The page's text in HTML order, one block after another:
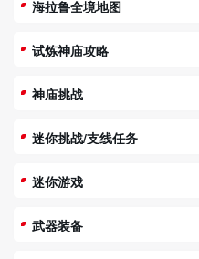
海拉鲁全境地图
试炼神庙攻略
神庙挑战
迷你挑战/支线任务
迷你游戏
武器装备